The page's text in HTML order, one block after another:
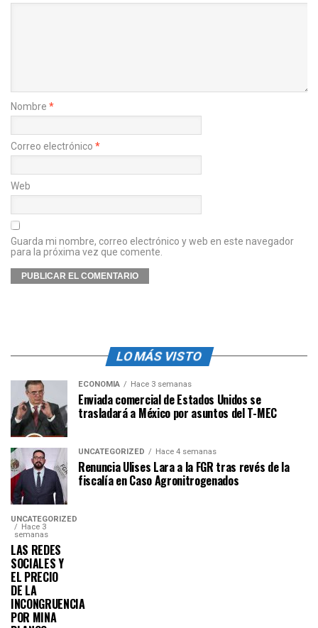
Nombre *
Correo electrónico *
Web
Guarda mi nombre, correo electrónico y web en este navegador
para la próxima vez que comente.
LO MÁS VISTO
ECONOMÍA Hace 3 semanas
Enviada comercial de Estados Unidos se
trasladará a México por asuntos del T-MEC
UNCATEGORIZED Hace 4 semanas
Renuncia Ulises Lara a la FGR tras revés de la
fiscalía en Caso Agronitrogenados
UNCATEGORIZED
Hace 3
semanas
LAS REDES
SOCIALES Y
EL PRECIO
DE LA
INCONGRUENCIA
POR MINA